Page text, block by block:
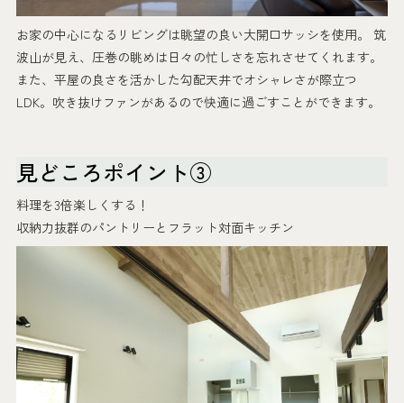
お家の中心になるリビングは眺望の良い大開口サッシを使用。 筑
波山が見え、圧巻の眺めは日々の忙しさを忘れさせてくれます。
また、平屋の良さを活かした勾配天井でオシャレさが際立つ
LDK。吹き抜けファンがあるので快適に過ごすことができます。
見どころポイント③
料理を3倍楽しくする！
収納力抜群のパントリーとフラット対面キッチン